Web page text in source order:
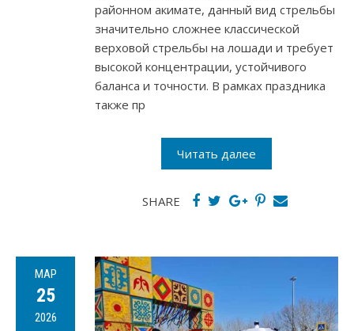
районном акимате, данный вид стрельбы
значительно сложнее классической
верховой стрельбы на лошади и требует
высокой концентрации, устойчивого
баланса и точности. В рамках праздника
также пр
Читать далее
SHARE
МАР
25
2026